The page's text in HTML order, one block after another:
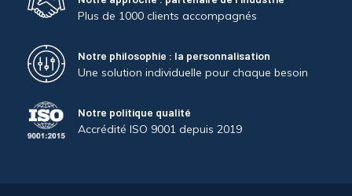
Plus de 1000 clients accompagnés
Notre philosophie : la personnalisation
Une solution individuelle pour chaque besoin
Notre politique qualité
Accrédité ISO 9001 depuis 2019